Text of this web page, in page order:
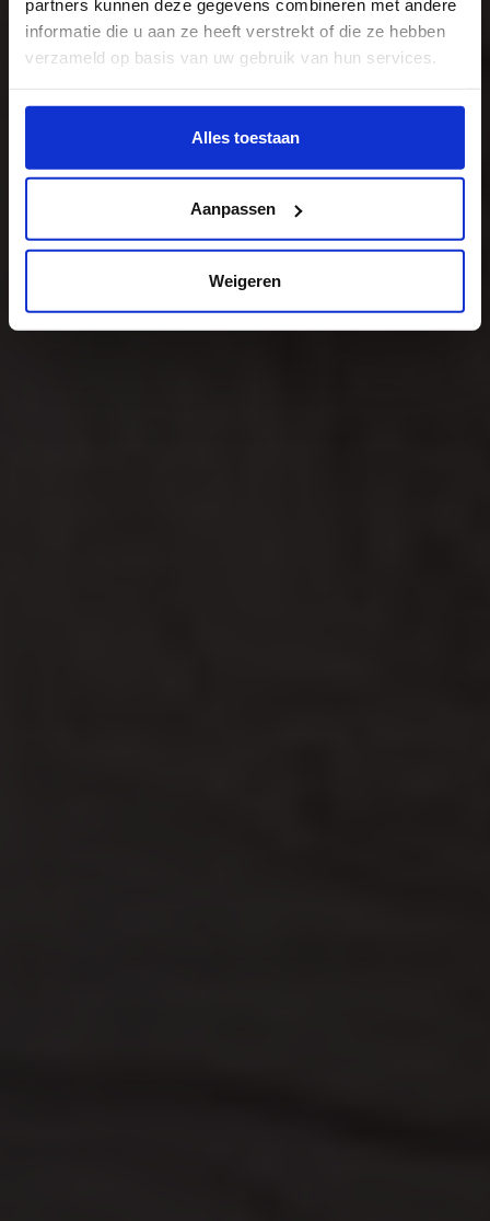
partners kunnen deze gegevens combineren met andere
informatie die u aan ze heeft verstrekt of die ze hebben
verzameld op basis van uw gebruik van hun services.
Wil je meer weten of de voorkeur aanpassen, bekijk dan
https://www.hku.nl/privacy-statement-en-
Alles toestaan
Aanpassen
Weigeren